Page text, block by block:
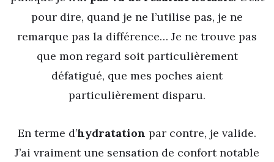
pour dire, quand je ne l’utilise pas, je ne
remarque pas la différence… Je ne trouve pas
que mon regard soit particulièrement
défatigué, que mes poches aient
particulièrement disparu.
En terme d’hydratation par contre, je valide.
J’ai vraiment une sensation de confort notable